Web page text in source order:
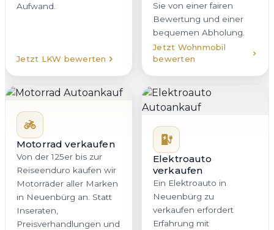
Aufwand.
Jetzt LKW bewerten
Sie von einer fairen
Bewertung und einer
bequemen Abholung.
Jetzt Wohnmobil
bewerten
Motorrad verkaufen
Von der 125er bis zur
Reiseenduro kaufen wir
Motorräder aller Marken
in Neuenbürg an. Statt
Inseraten,
Preisverhandlungen und
Elektroauto
verkaufen
Ein Elektroauto in
Neuenbürg zu
verkaufen erfordert
Erfahrung mit